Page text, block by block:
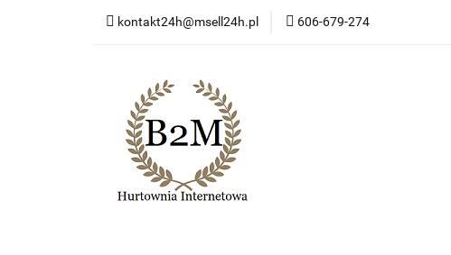
kontakt24h@msell24h.pl 606-679-274